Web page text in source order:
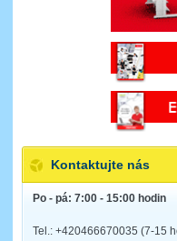
Kontaktujte nás
Po - pá: 7:00 - 15:00 hodin
Tel.: +420466670035 (7-15